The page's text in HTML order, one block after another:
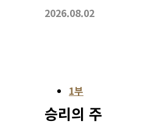
2026.08.02
1부
승리의 주